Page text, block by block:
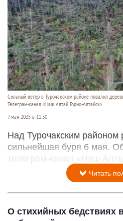
Сильный ветер в Турочакском районе повалил
Телеграм-канал «Наш Алтай Горно-Алтайск».
7 мая 2025 в 11:50
Над Турочакским районом
сильнейшая буря 6 мая.
телеграм-канал «Наш
Читать
О стихийных бедствиях